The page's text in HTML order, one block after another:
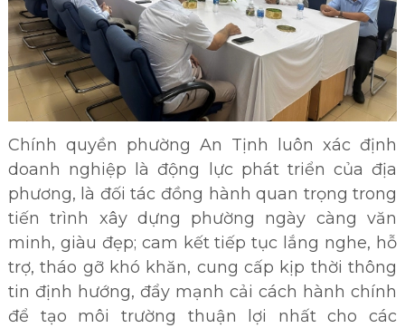
Chính quyền phường An Tịnh luôn xác định
doanh nghiệp là động lực phát triển của địa
phương, là đối tác đồng hành quan trọng trong
tiến trình xây dựng phường ngày càng văn
minh, giàu đẹp; cam kết tiếp tục lắng nghe, hỗ
trợ, tháo gỡ khó khăn, cung cấp kịp thời thông
tin định hướng, đẩy mạnh cải cách hành chính
để tạo môi trường thuận lợi nhất cho các